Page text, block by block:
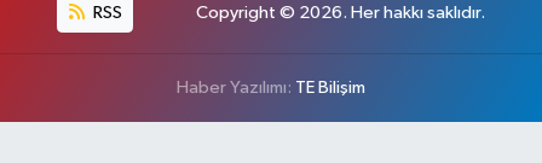
RSS Copyright © 2026. Her hakkı saklıdır.
Haber Yazılımı: TE Bilişim